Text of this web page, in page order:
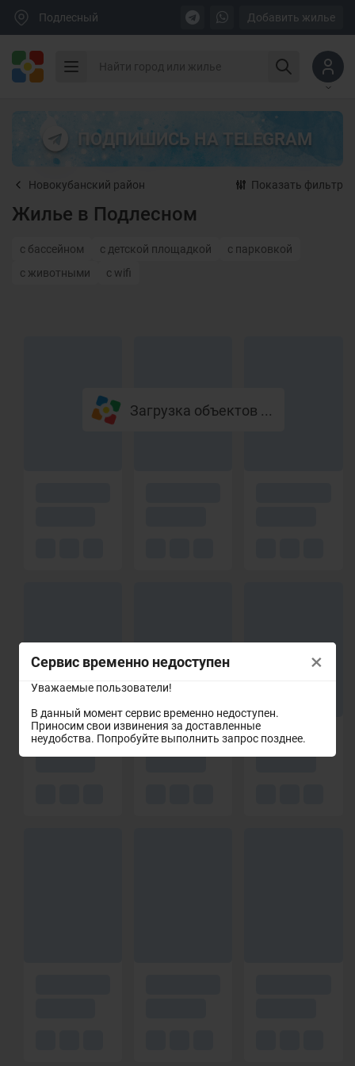
Сервис временно недоступен
Уважаемые пользователи!
В данный момент сервис временно недоступен.
Приносим свои извинения за доставленные
неудобства. Попробуйте выполнить запрос позднее.
×
Подлесный Добавить жилье
ПОДПИШИСЬ НА TELEGRAM
Новокубанский район Показать фильтр
Жилье в Подлесном
с бассейном с детской площадкой
с парковкой
с животными
с wifi
Загрузка объектов ...